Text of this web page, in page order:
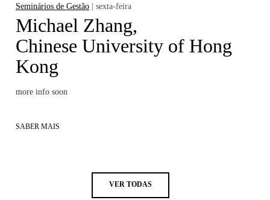
Seminários de Gestão | sexta-feira
Michael Zhang,
Chinese University of Hong
Kong
more info soon
SABER MAIS
VER TODAS